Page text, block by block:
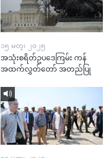
၁၅ မတ္၊ ၂၀၂၅
အသုံးစရိတ်ဥပဒေကြမ်း ကန်
အထက်လွှတ်တော် အတည်ပြု